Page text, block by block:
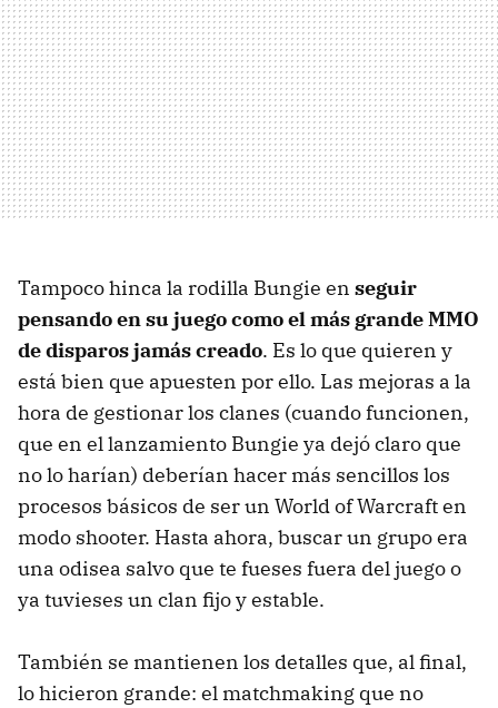
Tampoco hinca la rodilla Bungie en seguir
pensando en su juego como el más grande MMO
de disparos jamás creado. Es lo que quieren y
está bien que apuesten por ello. Las mejoras a la
hora de gestionar los clanes (cuando funcionen,
que en el lanzamiento Bungie ya dejó claro que
no lo harían) deberían hacer más sencillos los
procesos básicos de ser un World of Warcraft en
modo shooter. Hasta ahora, buscar un grupo era
una odisea salvo que te fueses fuera del juego o
ya tuvieses un clan fijo y estable.
También se mantienen los detalles que, al final,
lo hicieron grande: el matchmaking que no